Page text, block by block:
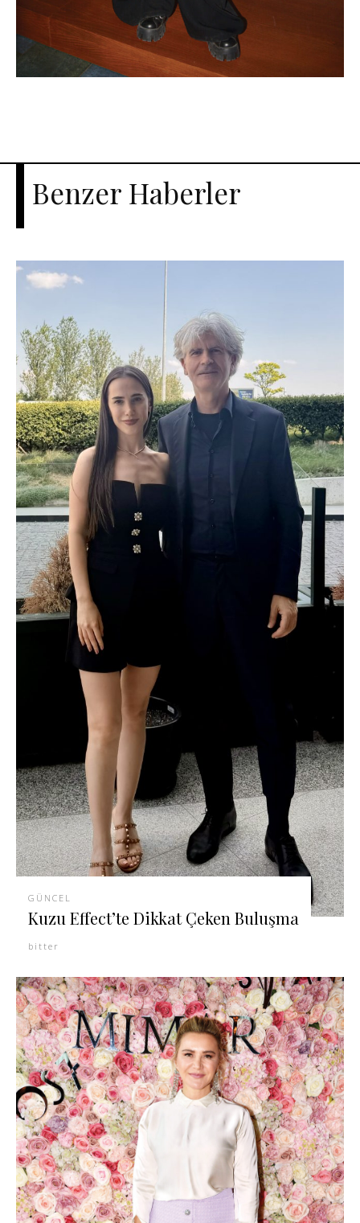
Benzer Haberler
GÜNCEL
Kuzu Effect’te Dikkat Çeken Buluşma
bitter